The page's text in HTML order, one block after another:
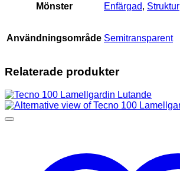
Mönster Enfärgad, Struktur
Användningsområde Semitransparent
Relaterade produkter